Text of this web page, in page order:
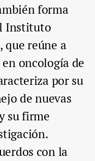
forma
Instituto
que reúne a
oncología de
por su
de nuevas
su firme
con la